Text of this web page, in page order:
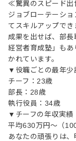
≪驚異のスピード
ジョブローテーシ
てスキルアップで
成果を出せば、部
経営者育成塾」も
かれています。
▼役職ごとの最年少
チーフ：23歳
部長：28歳
執行役員：34歳
▼チーフの年収実績
平均630万円～（
あなたの頑張りは